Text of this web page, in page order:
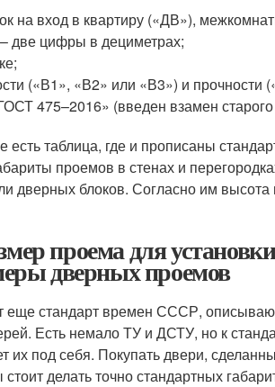
на вход в квартиру («ДВ»),
две цифры в дециметрах;
(«В1», «В2» или «В3») и
475–2016» (введен взамен
таблица, где и прописаны
проемов в стенах и
дверных блоков. Согласно им
проема для
дверных проемов
еще стандарт времен СССР,
Есть немало ТУ и ДСТУ, но к
их под себя. Покупать двери,
делать точно стандартных